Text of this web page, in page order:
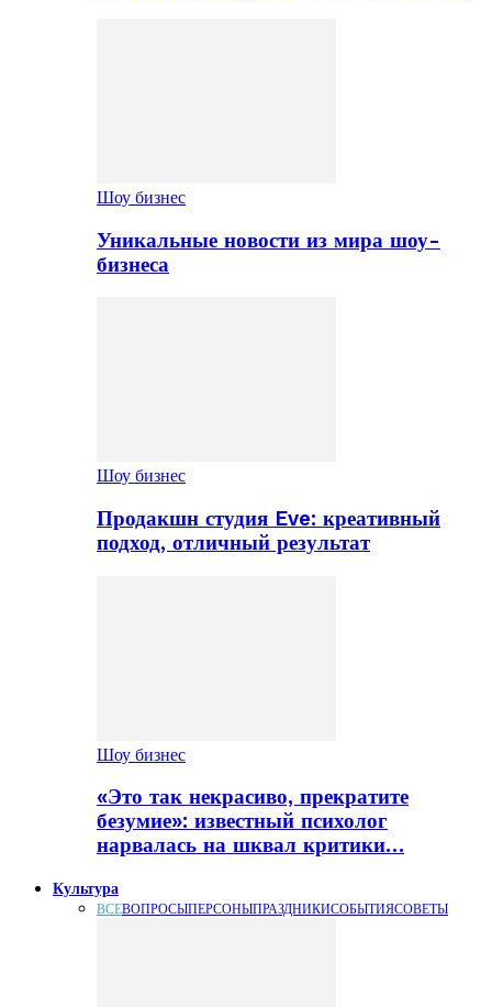
Шоу бизнес
Уникальные новости из мира шоу-
бизнеса
Шоу бизнес
Продакшн студия Eve: креативный
подход, отличный результат
Шоу бизнес
«Это так некрасиво, прекратите
безумие»: известный психолог
нарвалась на шквал критики…
Культура
ВСЕВОПРОСЫПЕРСОНЫПРАЗДНИКИСОБЫТИЯСОВЕТЫ